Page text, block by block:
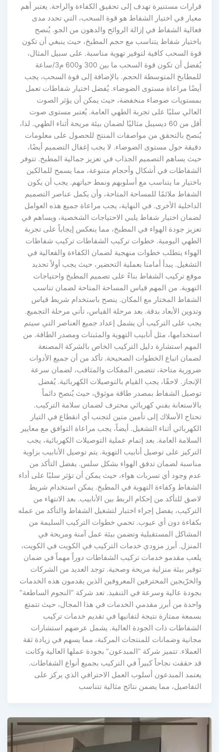
مستنيرة تهدف إلى تحقيق الكفاءة والراحة. يعتبر أهم
في اختيار الشفاط هو قوة السحب، التي تحدد مدى
الشفاط في إزالة الروائح والدهون من الجو. يُنصح
شفاط يتناسب مع حجم المطبخ، حيث ينبغي أن تكون
السحب كافية لتوفير تهوية مناسبة. على سبيل المثال،
يُفضل أن تكون قوة السحب ما بين 300 و600 م3/ساعة
المتوسطة الحجم. بالإضافة إلى قوة السحب، يجب
مراعاة مستوى الضوضاء. يُفضل اختيار شفاطات تعمل
ضوضاء منخفضة، حيث يمكن أن يؤثر الصوت
سلبًا على تجربة الطهي العامة. يُعتبر مستوى صوت
أقل من 60 ديسيبل مثاليًا لضمان بيئة مريحة أثناء الطهي. لذا،
بالتحقق من مواصفات المنتج للحصول على معلومات
حول مستوى الضوضاء. لا يجب إغفال التصميم أيضًا،
يساهم التصميم الجذاب في تعزيز جمالية المطبخ. تتوفر
في أشكال وأحجام متنوعة، مما يسمح للمالكين
ما يتناسب مع أسلوبهم ونمط حياتهم. يجب أن يكون
ملائمًا للمساحة المتاحة، وأن يكمل عناصر التصميم
الأخرى. في النهاية، يجب مراعاة جميع هذه العوامل
اختيار شفاط يلبي الاحتياجات الشخصية، ويساهم في
جودة الهواء في المطبخ، مما ينعكس إيجاباً على تجربة
اليومية. خطوات تركيب الشفاطات تركيب شفاطات
يتطلب خطوات منهجية لضمان الكفاءة والفعالية في
يبدأ أمامنا بعملية التحضير، حيث يجب أولاً تحديد
تركيب الشفاط بناءً على تصميم المطبخ واحتياجات
من المهم قياس المساحة المتاحة لضمان تناسب
المختار مع المكان. ينصح باستخدام شريط قياس
الأبعاد بدقة. بعد مرحلة القياس، تأتي مرحلة التجميع.
على التركيب أن يشمل إعداد جميع العناصر التي سيتم
مثل أنابيب التهوية والمثبتات ومصدر الطاقة. من
استشارة دليل التركيب الخاص بالشركة المصنعة
اتباع الخطوات الصحيحة. تأكد من أن جميع الأدوات
متاحة، تتضمن المفكات والمثاقب، لضمان سرعة
لاحقًا، يجب القيام بالتوصيلات الكهربائية. يُفضل
الشفاط بمصدر طاقة موثوق، حيث يُنصح دائماً
بفني كهربائي محترف لضمان سلامة التركيب.
الأسلاك إلى تأمين متين لتجنب أي انقطاع في التيار
أثناء التشغيل. أيضاً، يجب مراعاة التوافق مع معايير
العامة. بعد إتمام عملية التوصيلات الكهربائية، يجب
على توصيل أنابيب التهوية. يتم توصيل الأنابيب بزاوية
لضمان تدفق الهواء بشكل سلس. يفضل التأكد من
وجود أي تسربات هواء، حيث يمكن أن تؤثر سلبًا على أداء
وكفاءة التهوية في المطبخ. يمكن استخدام شريط
للتأكد من إحكام الربط بين الأنابيب. بعد الانتهاء من
يفضل إجراء اختبار لتشغيل الشفاط والتأكد من عمله
دون أي عيوب. تحمي خطوات التركيب السليمة من
المستقبلية وتضمن بيئة عمل آمنة ومريحة في
أبرز مزودي خدمات التركيب في الكويت في الكويت،
مقدمو خدمات تركيب الشفاطات دوراً مهماً في ضمان
بيئة منزلية مريحة وصحية. توجد العديد من الشركات
المحترفين المعروفين الذين يقدمون هذه الخدمات
عالية وسرعة في التنفيذ. تعد شركة “النجوم الساطعة”
من أبرز مقدمي الخدمات في هذا المجال، حيث تتمتع
ممتازة نتيجة لتفانيها في تقديم خدمات تركيب
ذات الجودة العالية. يشمل عرضهم استشارات
وضمانات للمنتجات المركبة، مما يسهم في زيادة ثقة
تتميز شركة “المبدعون” بجودة عملها العالية وكانت
حققت نجاحاً كبيراً في التركيب بجميع أنواع الشفاطات.
المبدعون أسلوب العمل الاحترافي الذي يركز على
مما يضمن نتائج مثالية تتناسب